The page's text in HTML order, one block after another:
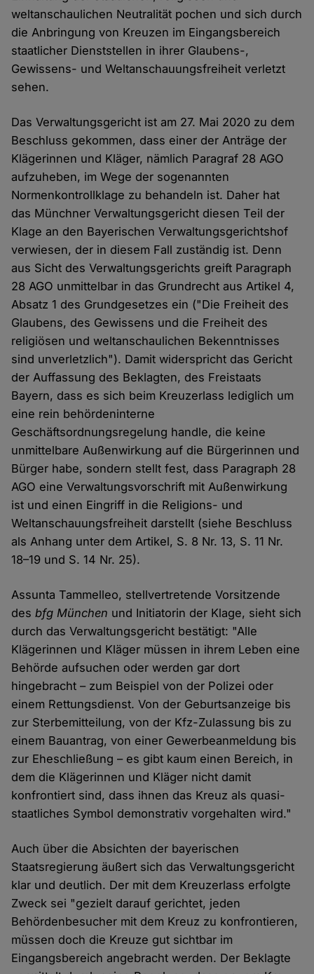
weltanschaulichen Neutralität pochen und sich durch
die Anbringung von Kreuzen im Eingangsbereich
staatlicher Dienststellen in ihrer Glaubens-,
Gewissens- und Weltanschauungsfreiheit verletzt
sehen.
Das Verwaltungsgericht ist am 27. Mai 2020 zu dem
Beschluss gekommen, dass einer der Anträge der
Klägerinnen und Kläger, nämlich Paragraf 28 AGO
aufzuheben, im Wege der sogenannten
Normenkontrollklage zu behandeln ist. Daher hat
das Münchner Verwaltungsgericht diesen Teil der
Klage an den Bayerischen Verwaltungsgerichtshof
verwiesen, der in diesem Fall zuständig ist. Denn
aus Sicht des Verwaltungsgerichts greift Paragraph
28 AGO unmittelbar in das Grundrecht aus Artikel 4,
Absatz 1 des Grundgesetzes ein ("Die Freiheit des
Glaubens, des Gewissens und die Freiheit des
religiösen und weltanschaulichen Bekenntnisses
sind unverletzlich"). Damit widerspricht das Gericht
der Auffassung des Beklagten, des Freistaats
Bayern, dass es sich beim Kreuzerlass lediglich um
eine rein behördeninterne
Geschäftsordnungsregelung handle, die keine
unmittelbare Außenwirkung auf die Bürgerinnen und
Bürger habe, sondern stellt fest, dass Paragraph 28
AGO eine Verwaltungsvorschrift mit Außenwirkung
ist und einen Eingriff in die Religions- und
Weltanschauungsfreiheit darstellt (siehe Beschluss
als Anhang unter dem Artikel, S. 8 Nr. 13, S. 11 Nr.
18–19 und S. 14 Nr. 25).
Assunta Tammelleo, stellvertretende Vorsitzende
desbfg München und Initiatorin der Klage, sieht sich
durch das Verwaltungsgericht bestätigt: "Alle
Klägerinnen und Kläger müssen in ihrem Leben eine
Behörde aufsuchen oder werden gar dort
hingebracht – zum Beispiel von der Polizei oder
einem Rettungsdienst. Von der Geburtsanzeige bis
zur Sterbemitteilung, von der Kfz-Zulassung bis zu
einem Bauantrag, von einer Gewerbeanmeldung bis
zur Eheschließung – es gibt kaum einen Bereich, in
dem die Klägerinnen und Kläger nicht damit
konfrontiert sind, dass ihnen das Kreuz als quasi-
staatliches Symbol demonstrativ vorgehalten wird."
Auch über die Absichten der bayerischen
Staatsregierung äußert sich das Verwaltungsgericht
klar und deutlich. Der mit dem Kreuzerlass erfolgte
Zweck sei "gezielt darauf gerichtet, jeden
Behördenbesucher mit dem Kreuz zu konfrontieren,
müssen doch die Kreuze gut sichtbar im
Eingangsbereich angebracht werden. Der Beklagte